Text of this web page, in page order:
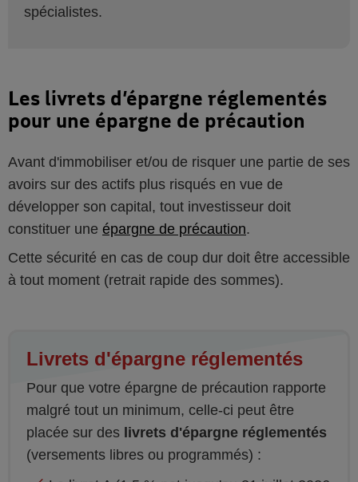
spécialistes.
Les livrets d’épargne réglementés
pour une épargne de précaution
Avant d'immobiliser et/ou de risquer une partie de ses
avoirs sur des actifs plus risqués en vue de
développer son capital, tout investisseur doit
constituer une épargne de précaution.
Cette sécurité en cas de coup dur doit être accessible
à tout moment (retrait rapide des sommes).
Livrets d'épargne réglementés
Pour que votre épargne de précaution rapporte
malgré tout un minimum, celle-ci peut être
placée sur des livrets d'épargne réglementés
(versements libres ou programmés) :